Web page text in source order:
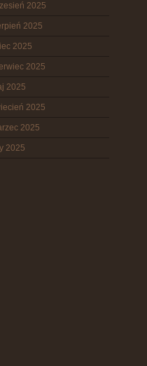
2025
2025
2025
2025
2025
2025
2025
2025